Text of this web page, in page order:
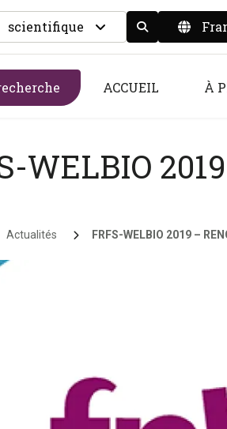
scientifique Display the
ACCUEIL À
WELBIO
Actualités FRFS-WELBIO 2019 –